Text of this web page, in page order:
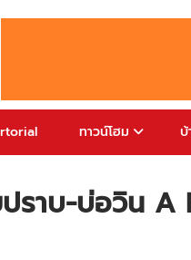
ทาวน์โฮม บ้
ราบ-บ่อวิน A